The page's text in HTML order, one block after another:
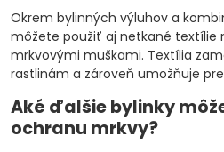
Okrem bylinných výluhov a
môžete použiť aj netkané textílie
mrkvovými muškami. Textília
rastlinám a zároveň umožňuje
Aké ďalšie bylinky
ochranu mrkvy?